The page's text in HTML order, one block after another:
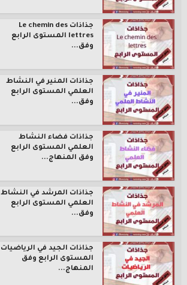
جذاذات Le chemin des
lettres المستوى الرابع
وفق...
جذاذات المنير في النشاط
العلمي المستوى الرابع
وفق...
جذاذات فضاء النشاط
العلمي المستوى الرابع
وفق المنهاج...
جذاذات المرشد في النشاط
العلمي المستوى الرابع
وفق...
جذاذات الجيد في الرياضيات
المستوى الرابع وفق
المنهاج...